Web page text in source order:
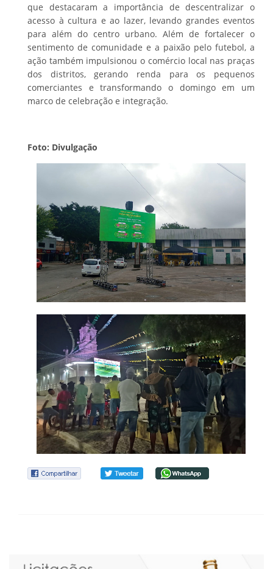
que destacaram a importância de descentralizar o
acesso à cultura e ao lazer, levando grandes eventos
para além do centro urbano. Além de fortalecer o
sentimento de comunidade e a paixão pelo futebol, a
ação também impulsionou o comércio local nas praças
dos distritos, gerando renda para os pequenos
comerciantes e transformando o domingo em um
marco de celebração e integração.
Foto: Divulgação